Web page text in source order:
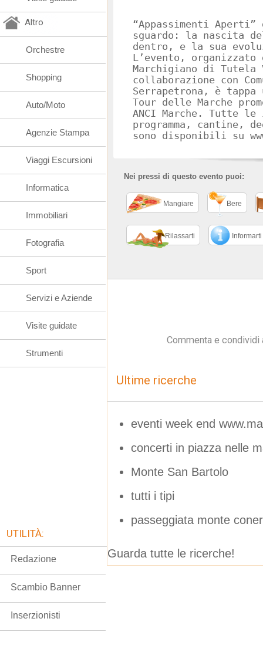
“Appassimenti
sguardo: la nascita
dentro, e la sua
L’evento,
Marchigiano di
collaborazione con
Serrapetrona, è
Tour delle Marche
ANCI Marche. Tutte
programma, cantine,
sono disponibili su
Nei pressi di questo evento puoi:
Mangiare Bere
Rilassarti Informarti
Commenta e
Ultime ricerche
eventi week end
concerti in piazza nelle
Monte San Bartolo
tutti i tipi
passeggiata monte
Guarda tutte le ricerche!
Altro
Orchestre
Shopping
Auto/Moto
Agenzie Stampa
Viaggi Escursioni
Informatica
Immobiliari
Fotografia
Sport
Servizi e Aziende
Visite guidate
Strumenti
UTILITÀ:
Redazione
Scambio Banner
Inserzionisti